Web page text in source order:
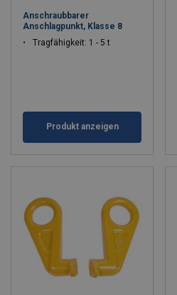
Anschraubbarer
Anschlagpunkt, Klasse 8
Tragfähigkeit: 1 - 5 t
Produkt anzeigen